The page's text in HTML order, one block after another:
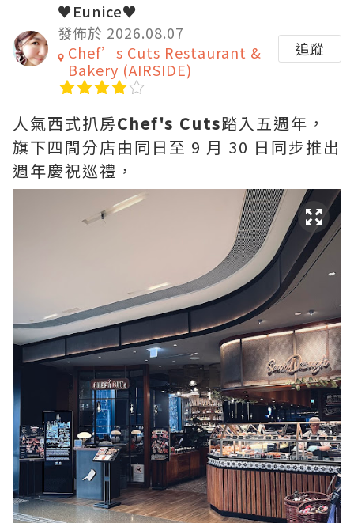
♥Eunice♥
發佈於 2026.08.07
Chef’s Cuts Restaurant &
Bakery (AIRSIDE)
追蹤
人氣西式扒房Chef's Cuts踏入五週年，
旗下四間分店由同日至 9 月 30 日同步推出
週年慶祝巡禮，